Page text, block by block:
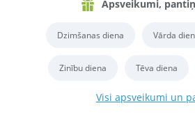
Apsveikumi,
Dzimšanas diena Vārda
Zinību diena Tēva diena
Visi apsveikumi un